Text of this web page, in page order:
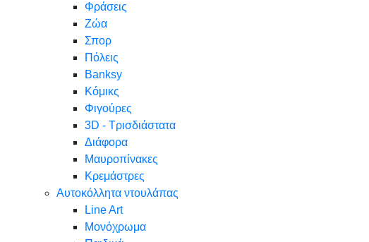
Φράσεις
Ζώα
Σπορ
Πόλεις
Banksy
Κόμικς
Φιγούρες
3D - Τρισδιάστατα
Διάφορα
Μαυροπίνακες
Κρεμάστρες
Αυτοκόλλητα ντουλάπας
Line Art
Μονόχρωμα